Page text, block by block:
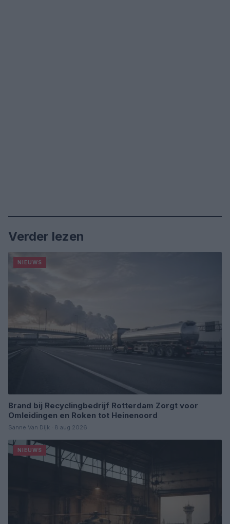
Verder lezen
NIEUWS
Brand bij Recyclingbedrijf Rotterdam Zorgt voor
Omleidingen en Roken tot Heinenoord
Sanne Van Dijk · 8 aug 2026
NIEUWS